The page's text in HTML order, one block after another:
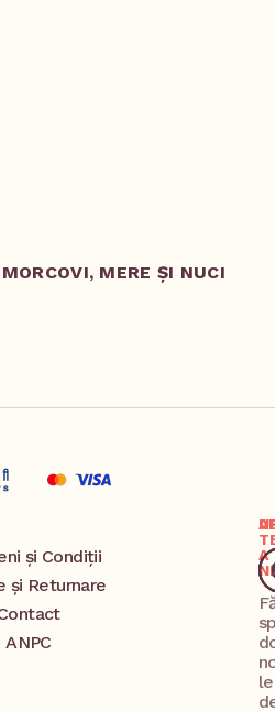
MERE ȘI NUCI
și Condiții
și Returnare
ANPC
A